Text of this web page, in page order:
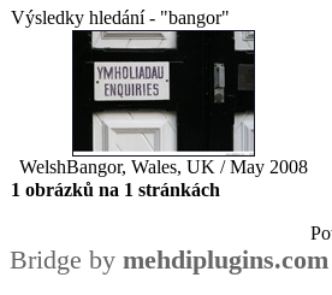
Výsledky hledání - "bangor"
WelshBangor, Wales, UK / May 2008
1 obrázků na 1 stránkách
Bridge by mehdiplugins.com